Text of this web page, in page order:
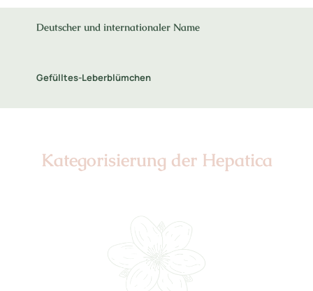
Deutscher und internationaler Name
Gefülltes-Leberblümchen
Kategorisierung der Hepatica